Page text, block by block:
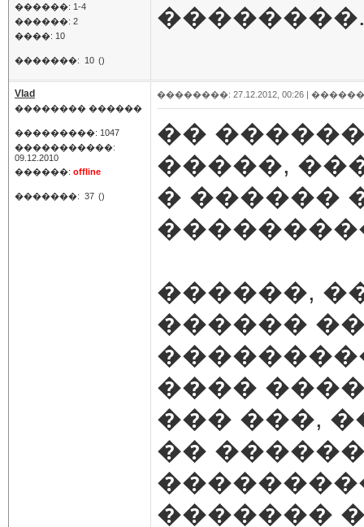
������: 1-4
������: 2
����: 10
�������: 10 ()
Vlad
�������� ������
���������: 1047
�����������:
09.12.2010
������: offline
�������: 37 ()
��������: 27.12.2012, 00:26 |
��
�����,
� ������
������,
������
����
��� ���,
��
�������